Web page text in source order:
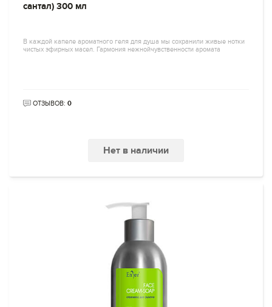
сантал) 300 мл
В каждой капеле ароматного геля для душа мы сохранили живые нотки
чистых эфирных масел. Гармония нежнойчувственности аромата
ОТЗЫВОВ: 0
Нет в наличии